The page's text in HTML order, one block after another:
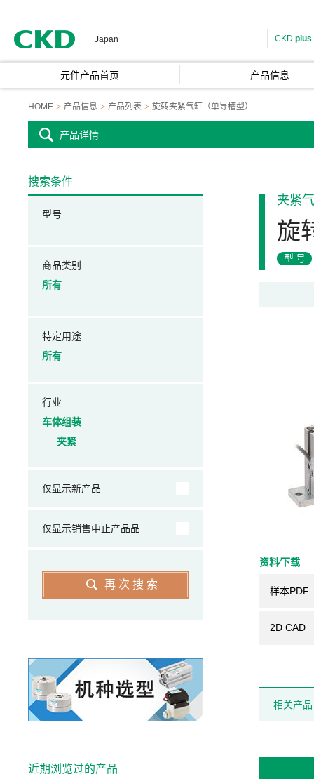
Japan CKD plus
元件产品首页 产品信息
HOME 产品信息 产品列表 旋转夹紧气缸（单导槽型）
产品详情
夹紧
旋
型号
资料⁄下载
样本PDF
2D CAD
相关产品
搜索条件
型号
商品类别
所有
特定用途
所有
行业
车体组装
夹紧
仅显示新产品
仅显示销售中止产品品
再次搜索
近期浏览过的产品